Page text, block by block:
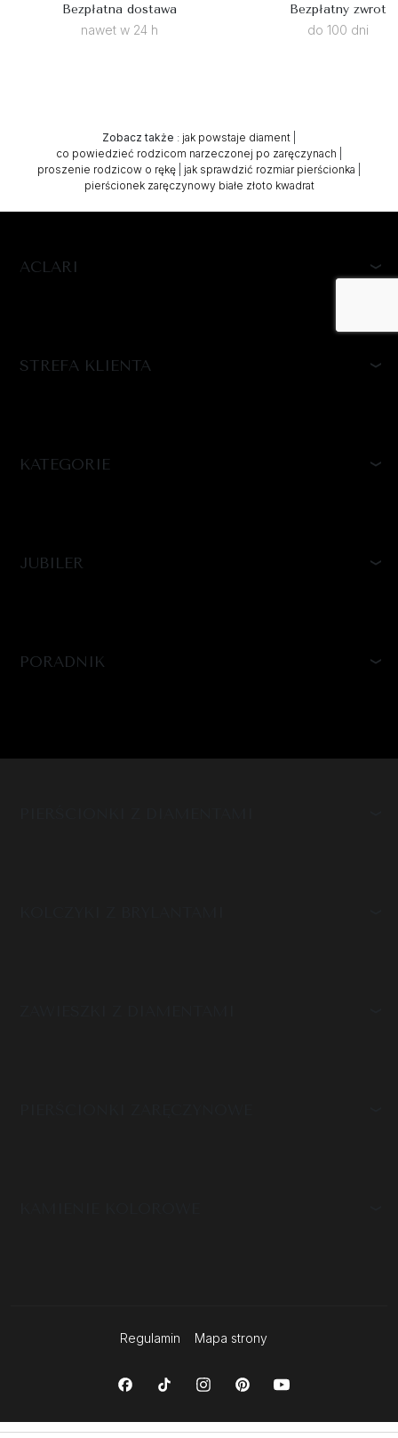
Bezpłatna dostawa
nawet w 24 h
Bezpłatny zwrot
do 100 dni
Zobacz także : jak powstaje diament
co powiedzieć rodzicom narzeczonej po zaręczynach
proszenie rodzicow o rękę
jak sprawdzić rozmiar pierścionka
pierścionek zaręczynowy białe złoto kwadrat
ACLARI
STREFA KLIENTA
KATEGORIE
JUBILER
PORADNIK
Regulamin Mapa strony